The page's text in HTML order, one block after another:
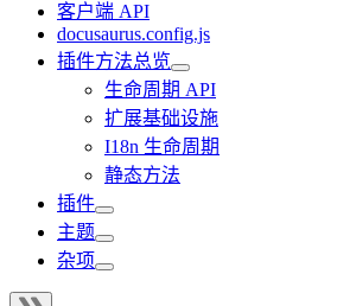
客户端 API
docusaurus.config.js
插件方法总览
生命周期 API
扩展基础设施
I18n 生命周期
静态方法
插件
主题
杂项